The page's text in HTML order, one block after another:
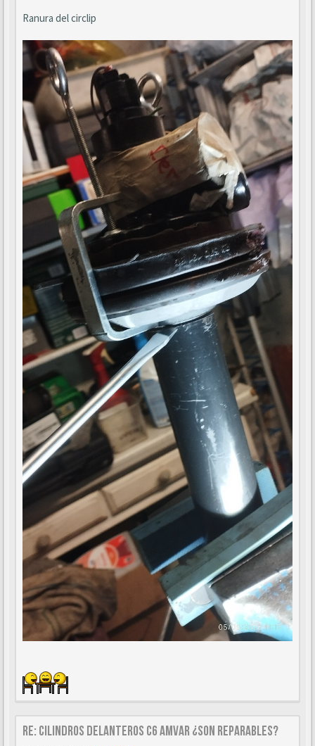
Ranura del circlip
Re: CILINDROS DELANTEROS C6 AMVAR ¿SON REPARABLES?